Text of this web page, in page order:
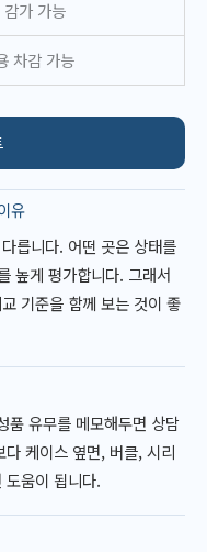
가 가능
차감 가능
유
릅니다. 어떤 곳은 상태를
높게 평가합니다. 그래서
기준을 함께 보는 것이 좋
품 유무를 메모해두면 상담
케이스 옆면, 버클, 시리
도움이 됩니다.